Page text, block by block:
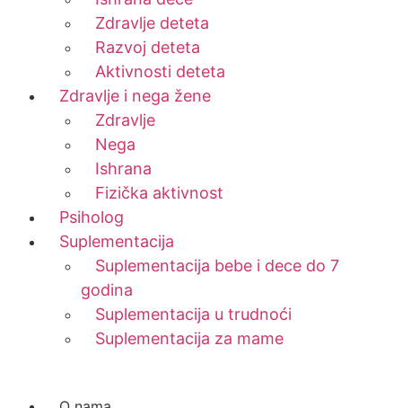
Zdravlje deteta
Razvoj deteta
Aktivnosti deteta
Zdravlje i nega žene
Zdravlje
Nega
Ishrana
Fizička aktivnost
Psiholog
Suplementacija
Suplementacija bebe i dece do 7
godina
Suplementacija u trudnoći
Suplementacija za mame